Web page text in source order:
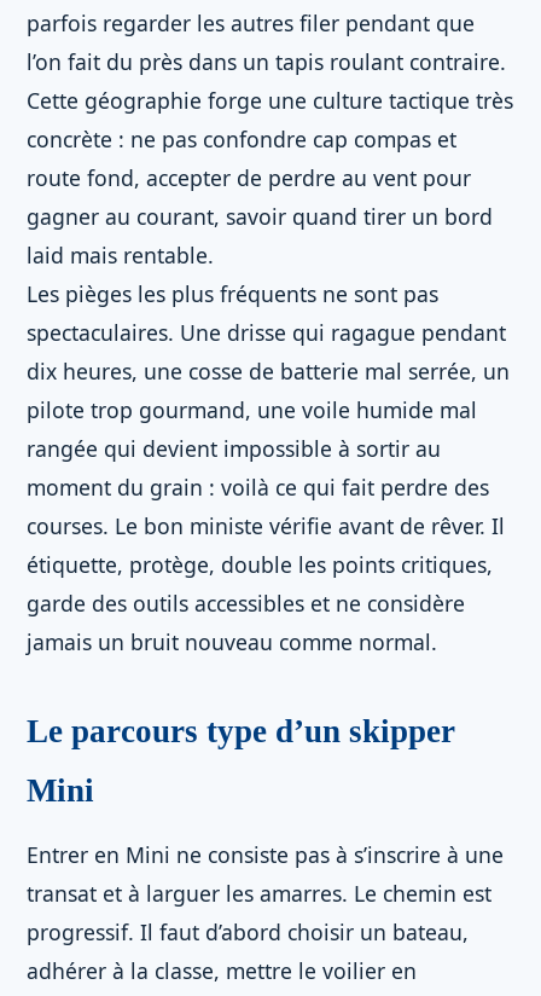
parfois regarder les autres filer pendant que
l’on fait du près dans un tapis roulant contraire.
Cette géographie forge une culture tactique très
concrète : ne pas confondre cap compas et
route fond, accepter de perdre au vent pour
gagner au courant, savoir quand tirer un bord
laid mais rentable.
Les pièges les plus fréquents ne sont pas
spectaculaires. Une drisse qui ragague pendant
dix heures, une cosse de batterie mal serrée, un
pilote trop gourmand, une voile humide mal
rangée qui devient impossible à sortir au
moment du grain : voilà ce qui fait perdre des
courses. Le bon ministe vérifie avant de rêver. Il
étiquette, protège, double les points critiques,
garde des outils accessibles et ne considère
jamais un bruit nouveau comme normal.
Le parcours type d’un skipper
Mini
Entrer en Mini ne consiste pas à s’inscrire à une
transat et à larguer les amarres. Le chemin est
progressif. Il faut d’abord choisir un bateau,
adhérer à la classe, mettre le voilier en